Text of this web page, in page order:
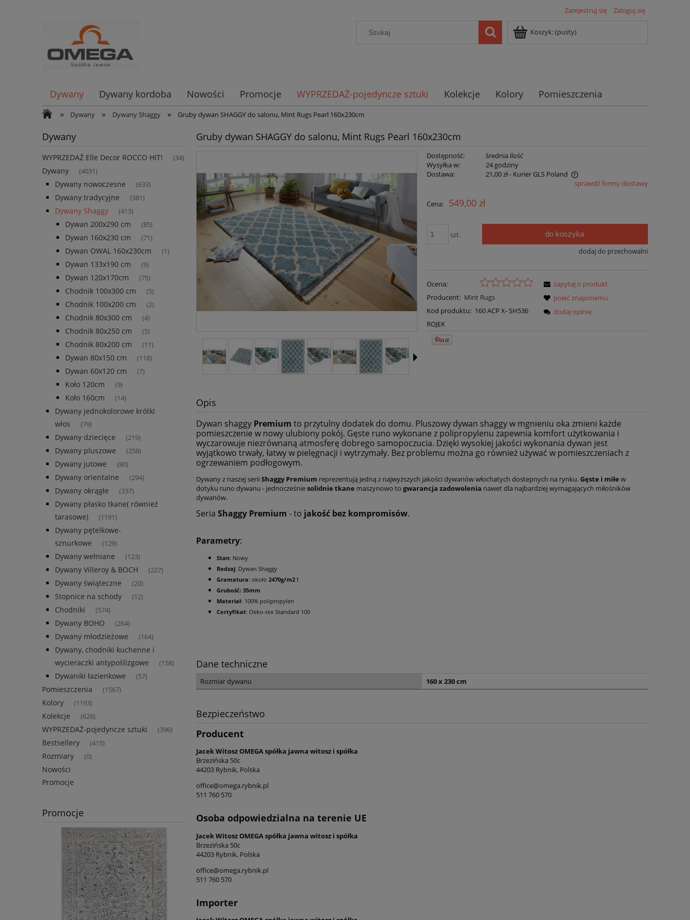
Zarejestruj się Zaloguj się
Koszyk:(pusty)
Dywany Dywany kordoba Nowości Promocje WYPRZEDAŻ-pojedyncze sztuki Kolekcje Kolory Pomieszczenia
» Dywany » Dywany Shaggy » Gruby dywan SHAGGY do salonu, Mint Rugs Pearl 160x230cm
Dywany
WYPRZEDAŻ Elle Decor ROCCO HIT! (34)
Dywany (4031)
Dywany nowoczesne (633)
Dywany tradycyjne (381)
Dywany Shaggy (413)
Dywan 200x290 cm (85)
Dywan 160x230 cm (71)
Dywan OWAL 160x230cm (1)
Dywan 133x190 cm (9)
Dywan 120x170cm (75)
Chodnik 100x300 cm (5)
Chodnik 100x200 cm (2)
Chodnik 80x300 cm (4)
Chodnik 80x250 cm (5)
Chodnik 80x200 cm (11)
Dywan 80x150 cm (118)
Dywan 60x120 cm (7)
Koło 120cm (9)
Koło 160cm (14)
Dywany jednokolorowe krótki
włos
(79)
Dywany dziecięce (219)
Dywany pluszowe (258)
Dywany jutowe (80)
Dywany orientalne (294)
Dywany okrągłe (337)
Dywany płasko tkane( również
tarasowe)
(1191)
Dywany pętelkowe-
sznurkowe
(129)
Dywany wełniane (123)
Dywany Villeroy & BOCH (227)
Dywany świąteczne (20)
Stopnice na schody (12)
Chodniki (574)
Dywany BOHO (264)
Dywany młodzieżowe (164)
Dywany, chodniki kuchenne i
wycieraczki antypoślizgowe
(158)
Dywaniki łazienkowe (57)
Pomieszczenia (1567)
Kolory (1193)
Kolekcje (626)
WYPRZEDAŻ-pojedyncze sztuki (396)
Bestsellery (415)
Rozmiary (0)
Nowości
Promocje
Promocje
Gruby dywan SHAGGY do salonu, Mint Rugs Pearl 160x230cm
Dostępność:
średnia ilość
Wysyłka w:
24 godziny
Dostawa:
21,00 zł- Kurier GLS Poland
płatności
sprawdź formy dostawy
Cena: 549,00 zł
szt. do koszyka
dodaj do przechowalni
Ocena:
Producent: Mint Rugs
Kod produktu: 160 ACP X- SH536
ROJEK
zapytaj o produkt
poleć znajomemu
dodaj opinię
Opis
Dywan shaggy Premium to przytulny dodatek do domu. Pluszowy dywan shaggy w mgnieniu oka zmieni każde
pomieszczenie w nowy ulubiony pokój. Gęste runo wykonane z polipropylenu zapewnia komfort użytkowania i
wyczarowuje niezrównaną atmosferę dobrego samopoczucia. Dzięki wysokiej jakości wykonania dywan jest
wyjątkowo trwały, łatwy w pielęgnacji i wytrzymały. Bez problemu można go również używać w pomieszczeniach z
ogrzewaniem podłogowym.
Dywany z naszej serii Shaggy Premium reprezentują jedną z najwyższych jakości dywanów włochatych dostepnych na rynku.Gęste i miłe w
dotyku runo dywanu - jednocześniesolidnie tkane maszynowo to gwarancja zadowolenia nawet dla najbardziej wymagających miłośników
dywanów.
Seria Shaggy Premium - to jakość bez kompromisów.
Parametry:
Stan: Nowy
Rodzaj: Dywan Shaggy
Gramatura: około 2470g/m2 !
Grubość: 35mm
Materiał: 100% polipropylen
Certyfikat: Oeko-tex Standard 100
Dane techniczne
Rozmiar dywanu 160 x 230 cm
Bezpieczeństwo
Producent
Jacek Witosz OMEGA spółka jawna witosz i spółka
Brzezińska 50c
44203 Rybnik, Polska
office@omega.rybnik.pl
511 760 570
Osoba odpowiedzialna na terenie UE
Jacek Witosz OMEGA spółka jawna witosz i spółka
Brzezińska 50c
44203 Rybnik, Polska
office@omega.rybnik.pl
511 760 570
Importer